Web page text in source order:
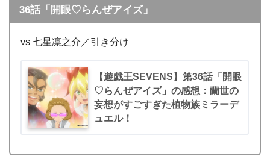
36話「開眼♡らんぜアイズ」
vs 七星凛之介／引き分け
【遊戯王SEVENS】第36話「開眼
♡らんぜアイズ」の感想：蘭世の
妄想がすごすぎた植物族ミラーデ
ュエル！